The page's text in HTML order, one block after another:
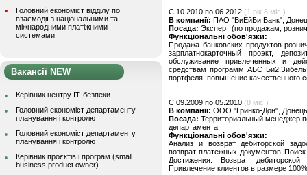
Головний економіст відділу по
взаємодії з національними та
міжнародними платіжними
системами
Вакансії NEW
Керівник центру ІТ-безпеки
Головний економіст департаменту
планування і контролю
Головний економіст департаменту
планування і контролю
Керівник проєктів і програм (small
business product owner)
C 10.2010 по 06.2012 (1 рік 8 міс.)
В компанії: ПАО "ВиЕйБи Банк",
Посада: Эксперт (по продажам,
Функціональні обов'язки:
Продажа банковских продуктов
зарплатнокарточный проэкт,
обслуживание привлеченных и
средствам программ АБС
портфеля, повышение качественного
C 09.2009 по 05.2010 (8 міс.)
В компанії: ООО "Гринко-Дон",
Посада: Территориальный менеджер
департамента
Функціональні обов'язки:
Анализ и возврат дебиторской
возврат платежных документов
Достижения: Возврат
Привлечение клиентов в размере